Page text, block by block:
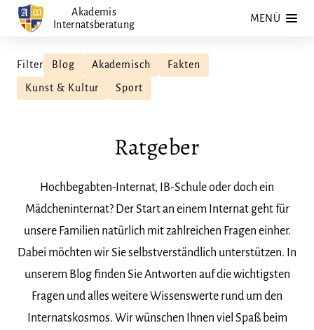
Zum
Inhalt
Akademis
Internatsberatung
MENÜ
Filter Blog Akademisch Fakten
Kunst & Kultur Sport
Ratgeber
Hochbegabten-Internat, IB-Schule oder doch ein
Mädcheninternat? Der Start an einem Internat geht für
unsere Familien natürlich mit zahlreichen Fragen einher.
Dabei möchten wir Sie selbstverständlich unterstützen. In
unserem Blog finden Sie Antworten auf die wichtigsten
Fragen und alles weitere Wissenswerte rund um den
Internatskosmos. Wir wünschen Ihnen viel Spaß beim